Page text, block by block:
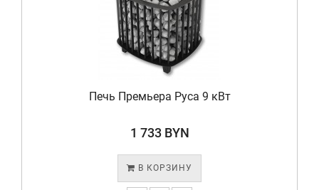
Печь Премьера Руса 9 кВт
1 733 BYN
В КОРЗИНУ